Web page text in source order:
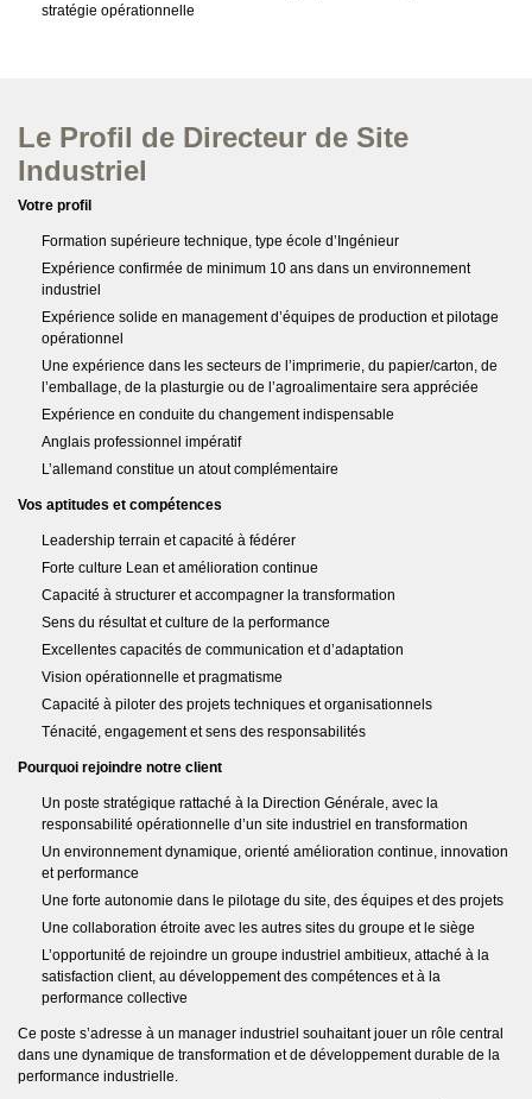
stratégie opérationnelle
Le Profil de Directeur de Site
Industriel
Votre profil
Formation supérieure technique, type école d’Ingénieur
Expérience confirmée de minimum 10 ans dans un environnement
industriel
Expérience solide en management d’équipes de production et pilotage
opérationnel
Une expérience dans les secteurs de l’imprimerie, du papier/carton, de
l’emballage, de la plasturgie ou de l’agroalimentaire sera appréciée
Expérience en conduite du changement indispensable
Anglais professionnel impératif
L’allemand constitue un atout complémentaire
Vos aptitudes et compétences
Leadership terrain et capacité à fédérer
Forte culture Lean et amélioration continue
Capacité à structurer et accompagner la transformation
Sens du résultat et culture de la performance
Excellentes capacités de communication et d’adaptation
Vision opérationnelle et pragmatisme
Capacité à piloter des projets techniques et organisationnels
Ténacité, engagement et sens des responsabilités
Pourquoi rejoindre notre client
Un poste stratégique rattaché à la Direction Générale, avec la
responsabilité opérationnelle d’un site industriel en transformation
Un environnement dynamique, orienté amélioration continue, innovation
et performance
Une forte autonomie dans le pilotage du site, des équipes et des projets
Une collaboration étroite avec les autres sites du groupe et le siège
L’opportunité de rejoindre un groupe industriel ambitieux, attaché à la
satisfaction client, au développement des compétences et à la
performance collective
Ce poste s’adresse à un manager industriel souhaitant jouer un rôle central
dans une dynamique de transformation et de développement durable de la
performance industrielle.